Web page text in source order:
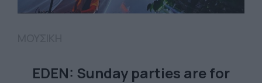
EDEN: Sunday parties are for